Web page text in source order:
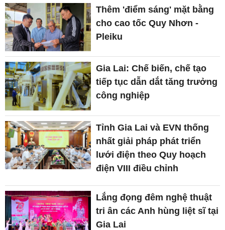
Thêm 'điểm sáng' mặt bằng
cho cao tốc Quy Nhơn -
Pleiku
Gia Lai: Chế biến, chế tạo
tiếp tục dẫn dắt tăng trưởng
công nghiệp
Tỉnh Gia Lai và EVN thống
nhất giải pháp phát triển
lưới điện theo Quy hoạch
điện VIII điều chỉnh
Lắng đọng đêm nghệ thuật
tri ân các Anh hùng liệt sĩ tại
Gia Lai